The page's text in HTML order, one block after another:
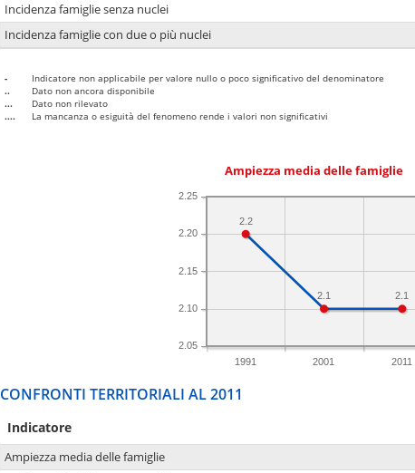
Incidenza famiglie senza nuclei
Incidenza famiglie con due o più nuclei
-
Indicatore non applicabile per valore nullo o poco significativo del denominatore
..
Dato non ancora disponibile
...
Dato non rilevato
....
La mancanza o esiguità del fenomeno rende i valori non significativi
Ampiezza media delle famiglie
1991 2001 2011
2.05
2.10
2.15
2.20
2.25
2.1
2.1
2.2
CONFRONTI TERRITORIALI AL 2011
Indicatore
Ampiezza media delle famiglie